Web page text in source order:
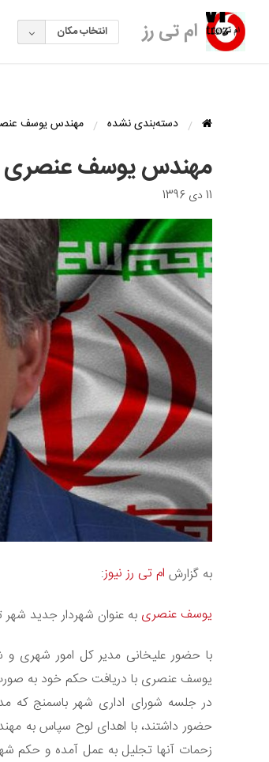
ام تی رز انتخاب مکان
دسته‌بندی نشده مهندس یوسف
مهندس یوسف عنصری
11 دی 1396
به گزارش ام تی رز نیوز:
یوسف عنصری به عنوان شهردار جدید
با حضور علیخانی مدیر کل امور شهری و
یوسف عنصری با دریافت حکم خود به
در جلسه شورای اداری شهر باسمنج که
حضور داشتند، با اهدای لوح سپاس به
زحمات آنها تجلیل به عمل آمده و حکم